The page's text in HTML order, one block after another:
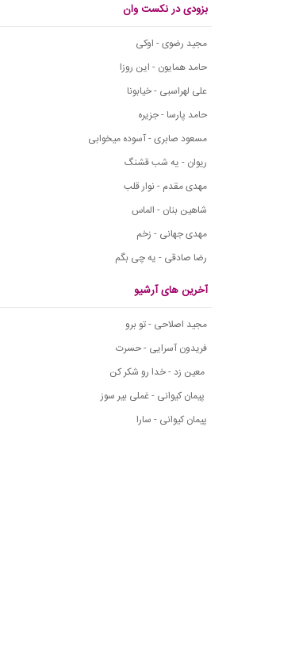
بزودی در نکست وان
مجید رضوی - اوکی
حامد همایون - این روزا
علی لهراسبی - خیابونا
حامد پارسا - جزیره
مسعود صابری - آسوده میخوابی
ریوان - یه شب قشنگ
مهدی مقدم - نوار قلب
شاهین بنان - الماس
مهدی جهانی - زخم
رضا صادقی - یه چی بگم
آخرین های آرشیو
مجید اصلاحی - تو برو
فریدون آسرایی - حسرت
معین زد - خدا رو شکر کن
پیمان کیوانی - غملی بیر سوز
پیمان کیوانی - سارا